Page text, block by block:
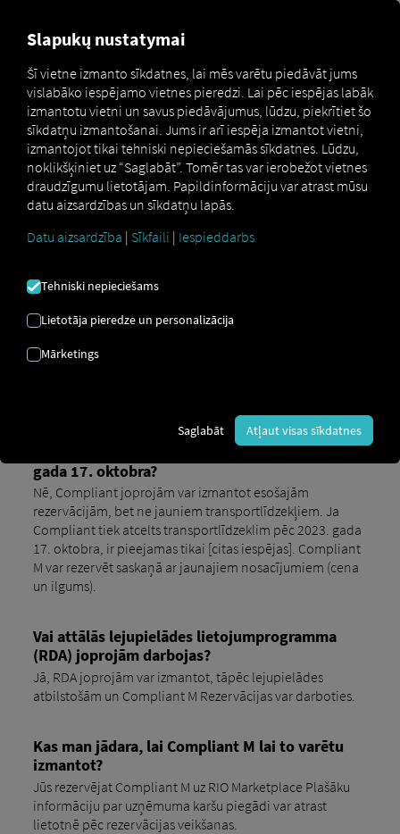
BIEŽI UZDOTIE
JAUTĀJUMI
Viss, kas jāzina un jāņem vērā par pāreju.
Vai atbilstības nodrošināšana tiks ieviesta līdz
Nē, programma “Compliant” netiks pārtraukta vai
izbeigta esošajām rezervācijām. Tomēr pašreizējās
“Compliant” produktu klāsta atkārtota rezervēšana vairs
Vai Compliant joprojām var rezervēt no 2023.
gada 17. oktobra?
Nē, Compliant joprojām var izmantot esošajām
rezervācijām, bet ne jauniem transportlīdzekļiem. Ja
Compliant tiek atcelts transportlīdzeklim pēc 2023. gada
17. oktobra, ir pieejamas tikai [citas iespējas]. Compliant
M var rezervēt saskaņā ar jaunajiem nosacījumiem (cena
un ilgums).
Vai attālās lejupielādes lietojumprogramma
(RDA) joprojām darbojas?
Jā, RDA joprojām var izmantot, tāpēc lejupielādes
atbilstošām un Compliant M Rezervācijas var darboties.
Kas man jādara, lai Compliant M lai to varētu
izmantot?
Jūs rezervējat Compliant M uz RIO Marketplace Plašāku
informāciju par uzņēmuma karšu piegādi var atrast
lietotnē pēc rezervācijas veikšanas.
Slapukų nustatymai
Šī vietne izmanto sīkdatnes, lai mēs varētu piedāvāt jums
vislabāko iespējamo vietnes pieredzi. Lai pēc iespējas labāk
izmantotu vietni un savus piedāvājumus, lūdzu, piekrītiet šo
sīkdatņu izmantošanai. Jums ir arī iespēja izmantot vietni,
izmantojot tikai tehniski nepieciešamās sīkdatnes. Lūdzu,
noklikšķiniet uz “Saglabāt”. Tomēr tas var ierobežot vietnes
draudzīgumu lietotājam. Papildinformāciju var atrast mūsu
datu aizsardzības un sīkdatņu lapās.
Datu aizsardzība | Sīkfaili | Iespieddarbs
Tehniski nepieciešams
Lietotāja pieredze un personalizācija
Mārketings
Saglabāt Atļaut visas sīkdatnes